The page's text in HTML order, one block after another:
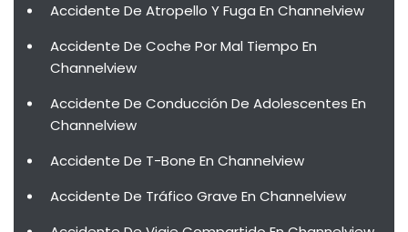
Accidente De Atropello Y Fuga En Channelview
Accidente De Coche Por Mal Tiempo En
Channelview
Accidente De Conducción De Adolescentes En
Channelview
Accidente De T-Bone En Channelview
Accidente De Tráfico Grave En Channelview